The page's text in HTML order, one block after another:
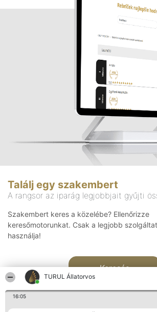
TURUL Állatorvos
16:05
Találj egy szakembert
A rangsor az iparág legjobbjait gyűjti
Szakembert keres a közelébe? Ellenőrizze
keresőmotorunkat. Csak a legjobb
használja!
Keresés